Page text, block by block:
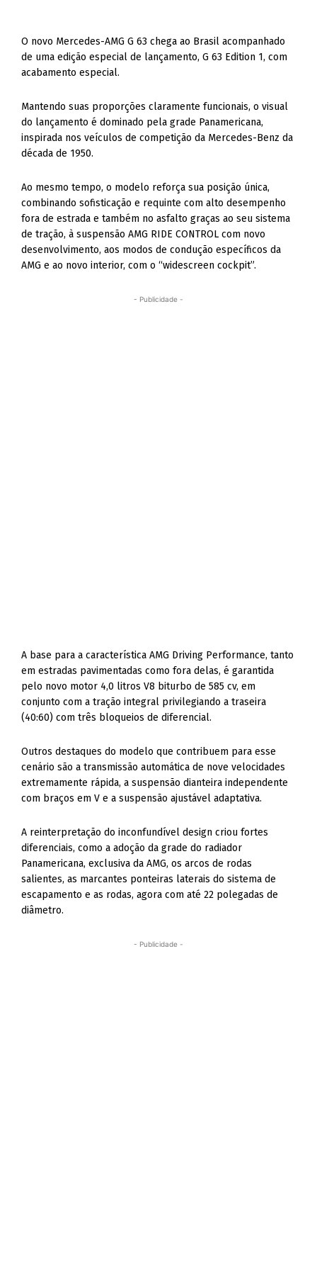
O novo Mercedes-AMG G 63 chega ao Brasil acompanhado
de uma edição especial de lançamento, G 63 Edition 1, com
acabamento especial.
Mantendo suas proporções claramente funcionais, o visual
do lançamento é dominado pela grade Panamericana,
inspirada nos veículos de competição da Mercedes-Benz da
década de 1950.
Ao mesmo tempo, o modelo reforça sua posição única,
combinando sofisticação e requinte com alto desempenho
fora de estrada e também no asfalto graças ao seu sistema
de tração, à suspensão AMG RIDE CONTROL com novo
desenvolvimento, aos modos de condução específicos da
AMG e ao novo interior, com o “widescreen cockpit”.
- Publicidade -
A base para a característica AMG Driving Performance, tanto
em estradas pavimentadas como fora delas, é garantida
pelo novo motor 4,0 litros V8 biturbo de 585 cv, em
conjunto com a tração integral privilegiando a traseira
(40:60) com três bloqueios de diferencial.
Outros destaques do modelo que contribuem para esse
cenário são a transmissão automática de nove velocidades
extremamente rápida, a suspensão dianteira independente
com braços em V e a suspensão ajustável adaptativa.
A reinterpretação do inconfundível design criou fortes
diferenciais, como a adoção da grade do radiador
Panamericana, exclusiva da AMG, os arcos de rodas
salientes, as marcantes ponteiras laterais do sistema de
escapamento e as rodas, agora com até 22 polegadas de
diâmetro.
- Publicidade -